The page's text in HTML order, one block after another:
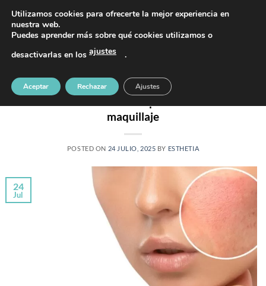
contenido
PIDE TU CITA AL TELÉFONO 637 42 97 25
ANTIAGING
maquillaje
POSTED ON 24 JULIO, 2025 BY ESTHETIA
24
Jul
Utilizamos cookies para ofrecerte la mejor experiencia en
nuestra web.
Puedes aprender más sobre qué cookies utilizamos o
desactivarlas en los ajustes .
Aceptar Rechazar Ajustes